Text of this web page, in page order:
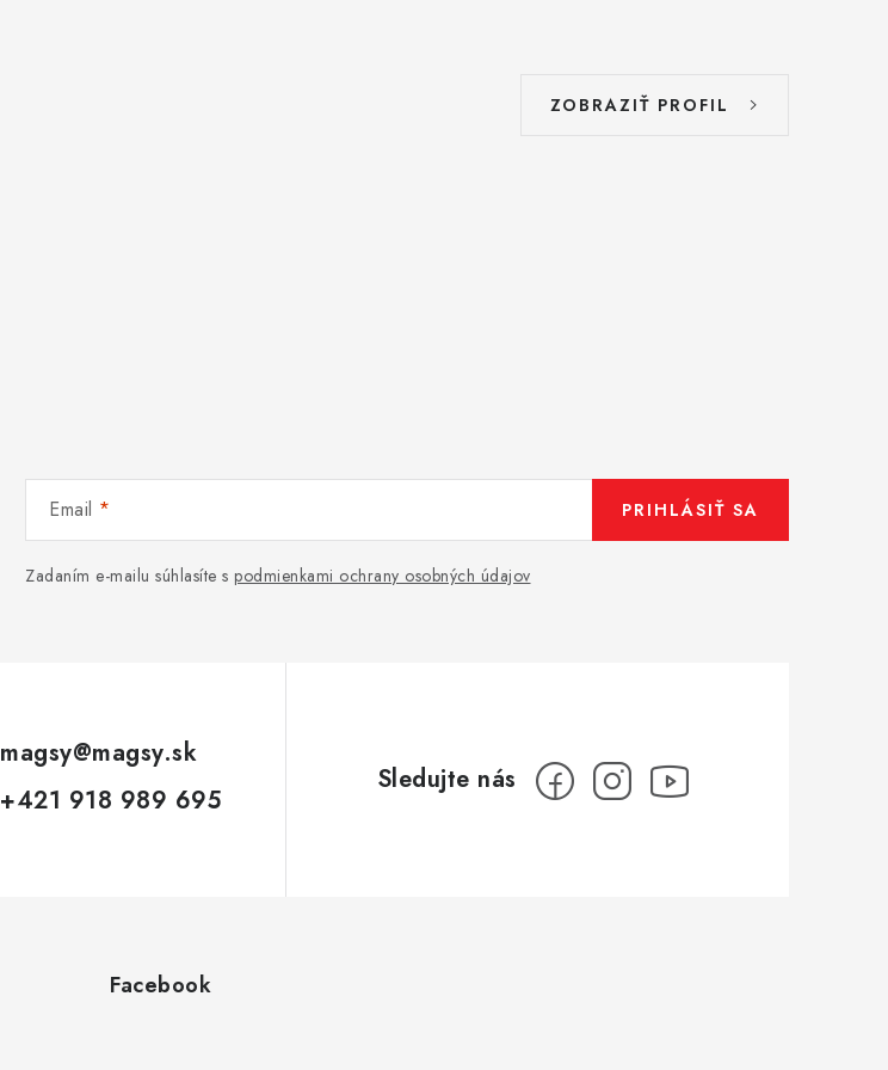
ZOBRAZIŤ PROFIL
Email
Zadaním e-mailu súhlasíte s podmienkami ochrany osobných údajov
PRIHLÁSIŤ SA
magsy@magsy.sk
+421 918 989 695
Facebook